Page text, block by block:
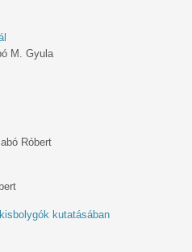
M. Gyula
Róbert
kutatásában